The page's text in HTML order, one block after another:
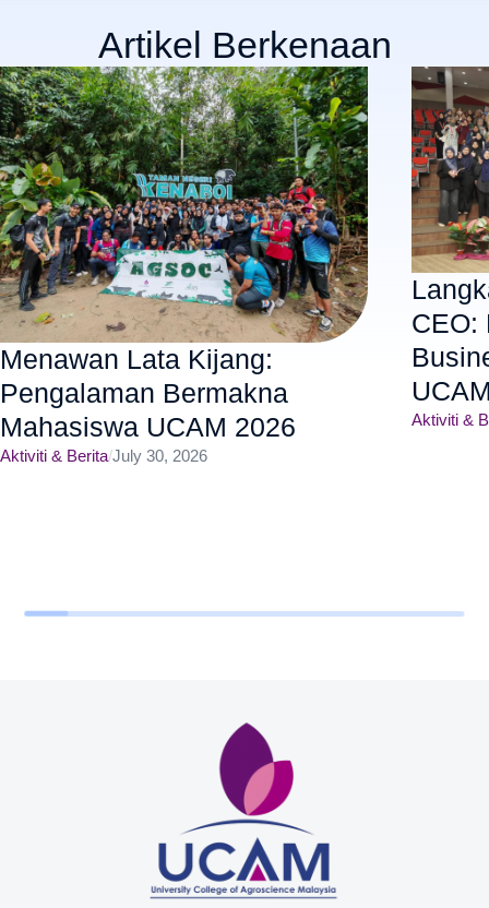
Artikel Berkenaan
Menawan Lata Kijang:
Pengalaman Bermakna
Mahasiswa UCAM 2026
Aktiviti & Berita/July 30, 2026
CEO:
Aktiviti &